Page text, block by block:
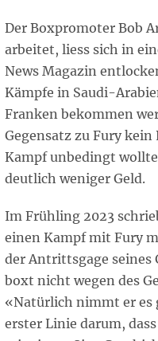
Der Boxpromoter Bob
arbeitet, liess sich in
News Magazin
Kämpfe in Saudi-
Franken bekommen
Gegensatz zu Fury
Kampf unbedingt
deutlich weniger Geld.
Im Frühling 2023
einen Kampf mit Fury
der Antrittsgage seines
boxt nicht wegen des
«Natürlich nimmt er es
erster Linie darum,